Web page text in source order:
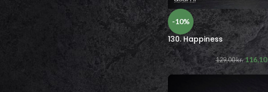
Sashimi
-10%
130. Happiness
129,00kr. 116,10